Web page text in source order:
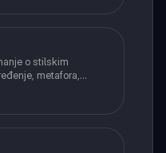
o stilskim
metafora,
aliteracija i
ulogu u tekstu.